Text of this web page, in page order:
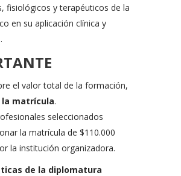
fisiológicos y terapéuticos de la
en su aplicación clínica y
el valor total de la formación,
la matrícula.
seleccionados
la matrícula de $110.000
la institución organizadora.
de la diplomatura